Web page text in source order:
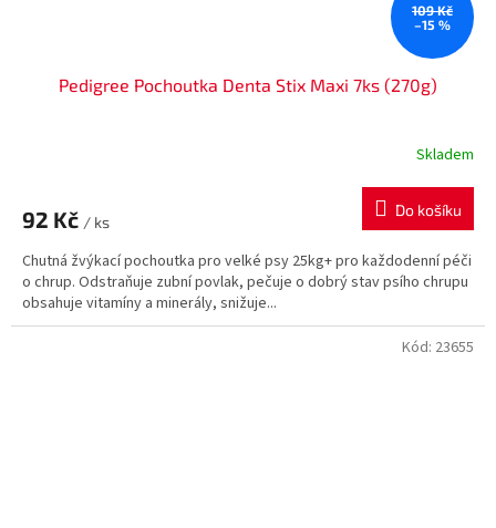
109 Kč
–15 %
Pedigree Pochoutka Denta Stix Maxi 7ks (270g)
Skladem
92 Kč / ks
Do košíku
Chutná žvýkací pochoutka pro velké psy 25kg+ pro každodenní péči
o chrup. Odstraňuje zubní povlak, pečuje o dobrý stav psího chrupu
obsahuje vitamíny a minerály, snižuje...
Kód: 23655